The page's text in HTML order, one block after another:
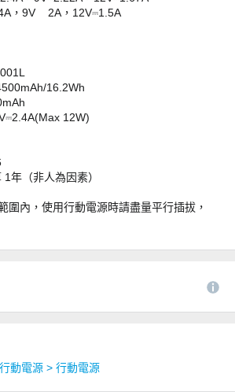
，9V 2A，12V⎓1.5A
16.2Wh
12W)
年（非人為因素）
圍內，使用行動電源時請盡量平行插拔，
行動電源 > 行動電源